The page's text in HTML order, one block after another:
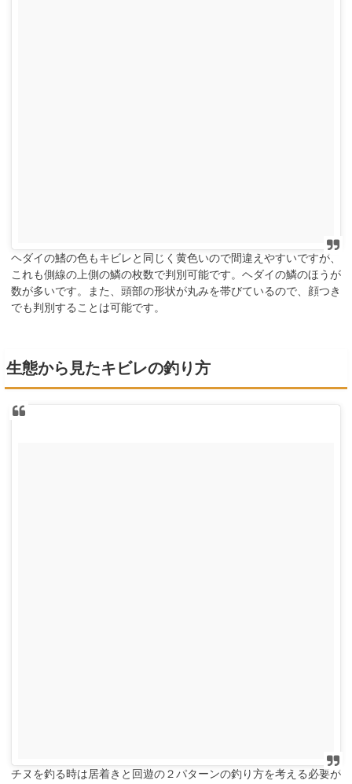
ヘダイの鰭の色もキビレと同じく黄色いので間違えやすいですが、
これも側線の上側の鱗の枚数で判別可能です。ヘダイの鱗のほうが
数が多いです。また、頭部の形状が丸みを帯びているので、顔つき
でも判別することは可能です。
生態から見たキビレの釣り方
チヌを釣る時は居着きと回遊の２パターンの釣り方を考える必要が